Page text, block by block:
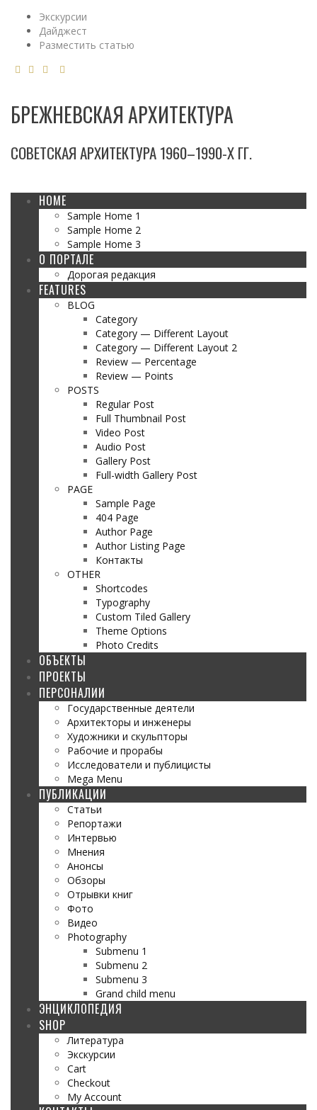
Экскурсии
Дайджест
Разместить статью
БРЕЖНЕВСКАЯ АРХИТЕКТУРА
СОВЕТСКАЯ АРХИТЕКТУРА 1960–1990-Х ГГ.
HOME
Sample Home 1
Sample Home 2
Sample Home 3
О ПОРТАЛЕ
Дорогая редакция
FEATURES
BLOG
Category
Category — Different Layout
Category — Different Layout 2
Review — Percentage
Review — Points
POSTS
Regular Post
Full Thumbnail Post
Video Post
Audio Post
Gallery Post
Full-width Gallery Post
PAGE
Sample Page
404 Page
Author Page
Author Listing Page
Контакты
OTHER
Shortcodes
Typography
Custom Tiled Gallery
Theme Options
Photo Credits
ОБЪЕКТЫ
ПРОЕКТЫ
ПЕРСОНАЛИИ
Государственные деятели
Архитекторы и инженеры
Художники и скульпторы
Рабочие и прорабы
Исследователи и публицисты
Mega Menu
ПУБЛИКАЦИИ
Статьи
Репортажи
Интервью
Мнения
Анонсы
Обзоры
Отрывки книг
Фото
Видео
Photography
Submenu 1
Submenu 2
Submenu 3
Grand child menu
ЭНЦИКЛОПЕДИЯ
SHOP
Литература
Экскурсии
Cart
Checkout
My Account